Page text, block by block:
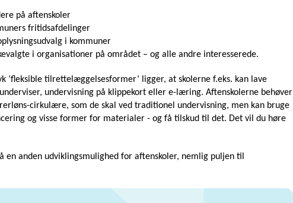
på aftenskoler
fritidsafdelinger
i kommuner
i organisationer på området – og alle andre interesserede.
’fleksible tilrettelæggelsesformer’ ligger, at skolerne f.eks. kan lave
undervisning på klippekort eller e-læring. Aftenskolerne behøver
cirkulære, som de skal ved traditionel undervisning, men kan bruge
og visse former for materialer - og få tilskud til det. Det vil du høre
en anden udviklingsmulighed for aftenskoler, nemlig puljen til